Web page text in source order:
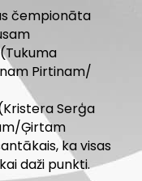
čempionāta
Pirtinam/
Serģa
Ģirtam
ka visas
daži punkti.